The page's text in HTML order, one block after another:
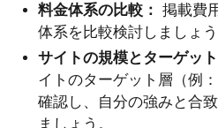
料金体系の比較： 掲載費
体系を比較検討しましょう
サイトの規模とターゲット
イトのターゲット層（例
確認し、自分の強みと合
ましょう。